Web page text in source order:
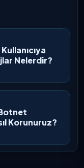
Nelerdir?
Korunuruz?